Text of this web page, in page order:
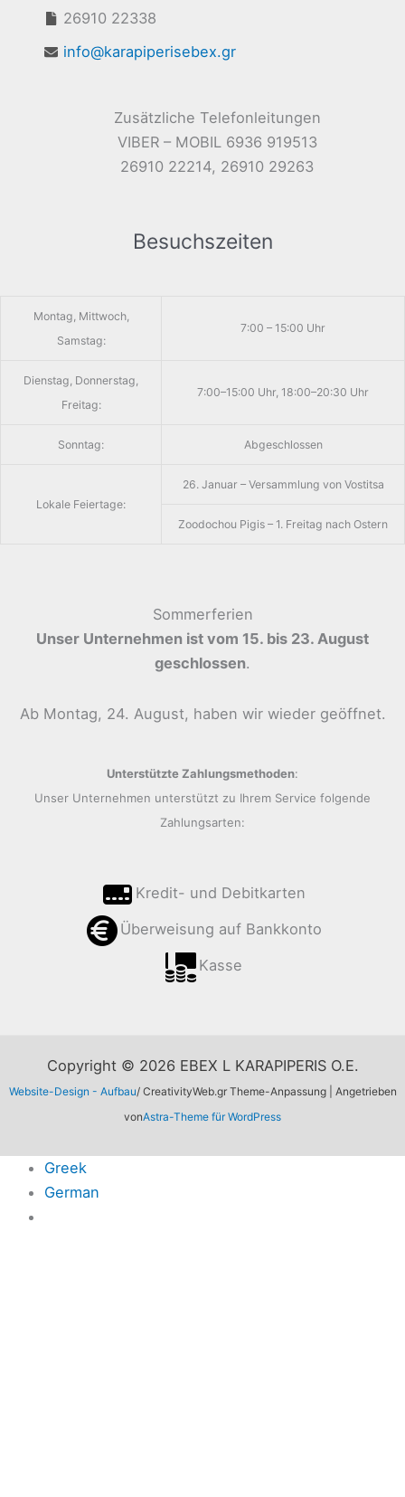
26910 22338
info@karapiperisebex.gr
Zusätzliche Telefonleitungen
VIBER – MOBIL 6936 919513
26910 22214, 26910 29263
Besuchszeiten
Montag, Mittwoch,
Samstag:
7:00 – 15:00 Uhr
Dienstag, Donnerstag,
Freitag:
7:00–15:00 Uhr, 18:00–20:30 Uhr
Sonntag: Abgeschlossen
Lokale Feiertage:
26. Januar – Versammlung von Vostitsa
Zoodochou Pigis – 1. Freitag nach Ostern
Sommerferien
Unser Unternehmen ist vom 15. bis 23. August
geschlossen.
Ab Montag, 24. August, haben wir wieder geöffnet.
Unterstützte Zahlungsmethoden:
Unser Unternehmen unterstützt zu Ihrem Service folgende
Zahlungsarten:
Kredit- und Debitkarten
Überweisung auf Bankkonto
Kasse
Copyright © 2026 EBEX L KARAPIPERIS O.E.
Website-Design - Aufbau/ CreativityWeb.gr Theme-Anpassung | Angetrieben
vonAstra-Theme für WordPress
Greek
German